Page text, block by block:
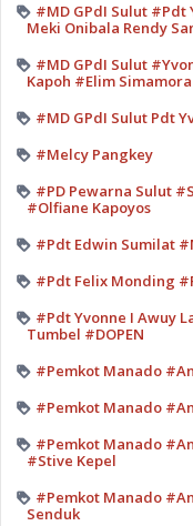
#MD GPdI Sulut #Pdt
Meki Onibala Rendy
#MD GPdI Sulut
Kapoh #Elim
#MD GPdI Sulut Pdt
#Melcy Pangkey
#PD Pewarna Sulut
#Olfiane Kapoyos
#Pdt Edwin Sumilat
#Pdt Felix Monding
#Pdt Yvonne I Awuy
Tumbel #DOPEN
#Pemkot Manado
#Pemkot Manado
#Pemkot Manado
#Stive Kepel
#Pemkot Manado
Senduk